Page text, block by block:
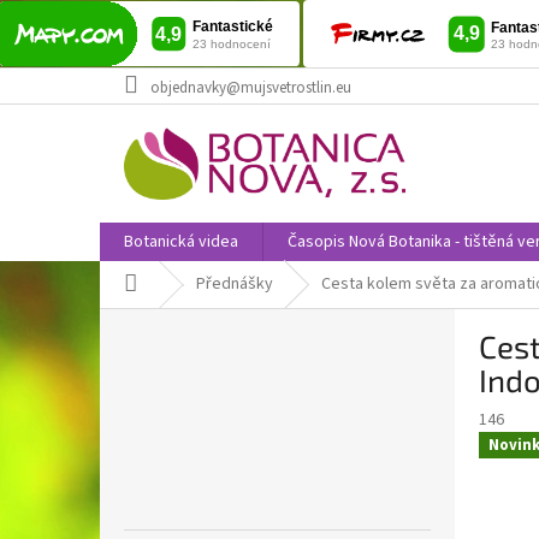
na
objednavky@mujsvetrostlin.eu
Botanická videa Časopis Nová Botanika - tištěná
Domů Přednášky Cesta kolem světa za
a
n
n
í
146